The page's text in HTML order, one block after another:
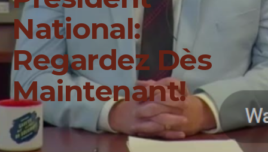
National:
Regardez Dès
Maintenant!